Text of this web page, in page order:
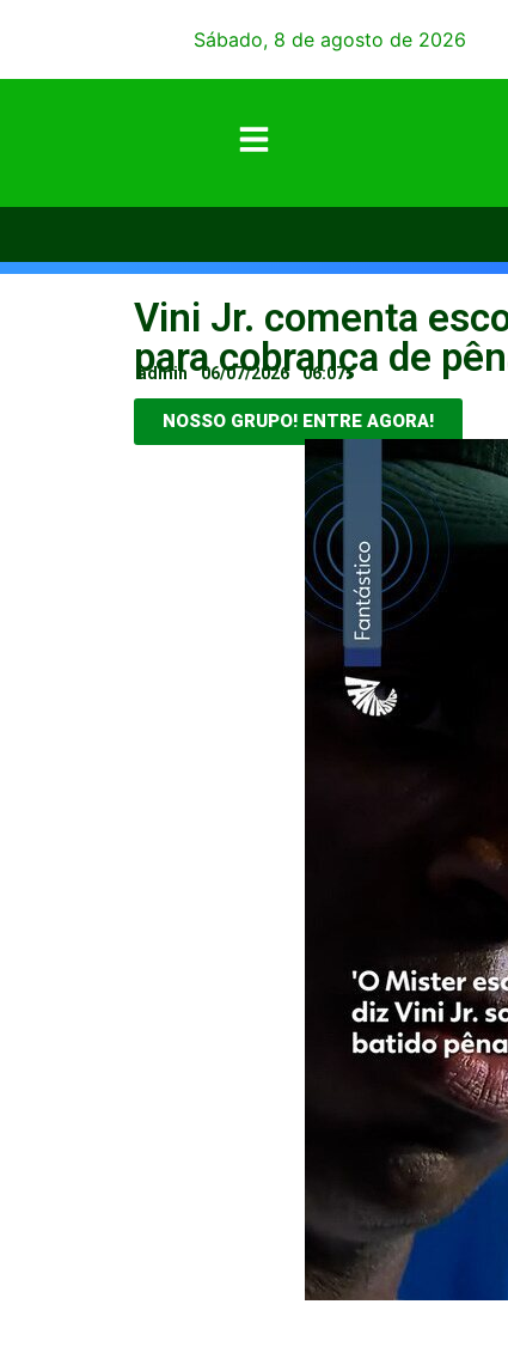
Sábado, 8 de agosto de 2026
Vini Jr. comenta
para cobrança de
admin 06/07/2026 06:07
NOSSO GRUPO! ENTRE AGORA!